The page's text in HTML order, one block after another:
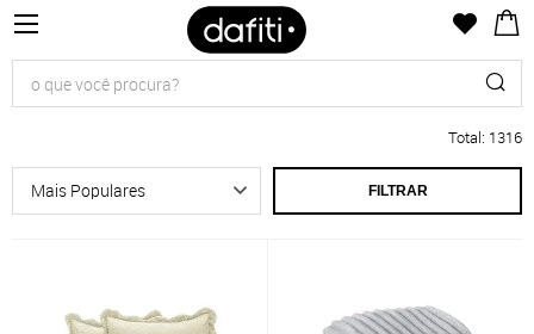
Total: 1316
FILTRAR